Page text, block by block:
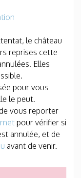
le château
reprises cette
Elles
pour vous
le peut.
vous reporter
pour vérifier si
annulée, et de
avant de venir.